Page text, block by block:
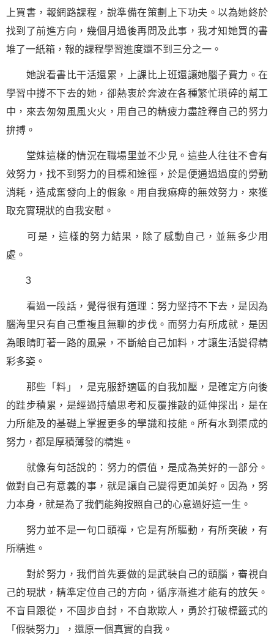
上買書，報網路課程，說準備在策劃上下功夫。以為她終於
找到了前進方向，幾個月過後再問及此事，我才知她買的書
堆了一紙箱，報的課程學習進度還不到三分之一。
她說看書比干活還累，上課比上班還讓她腦子費力。在
學習中撐不下去的她，卻熱衷於奔波在各種繁忙瑣碎的幫工
中，來去匆匆風風火火，用自己的精疲力盡詮釋自己的努力
拚搏。
堂妹這樣的情況在職場里並不少見。這些人往往不會有
效努力，找不到努力的目標和途徑，於是便通過過度的勞動
消耗，造成奮發向上的假象。用自我痳痺的無效努力，來獲
取充實現狀的自我安慰。
可是，這樣的努力結果，除了感動自己，並無多少用
處。
3
看過一段話，覺得很有道理：努力堅持不下去，是因為
腦海里只有自己重複且無聊的步伐。而努力有所成就，是因
為眼睛盯著一路的風景，不斷給自己加料，才讓生活變得精
彩多姿。
那些「料」，是克服舒適區的自我加壓，是確定方向後
的跬步積累，是經過持續思考和反覆推敲的延伸探出，是在
力所能及的基礎上掌握更多的學識和技能。所有水到渠成的
努力，都是厚積薄發的精進。
就像有句話說的：努力的價值，是成為美好的一部分。
做對自己有意義的事，就是讓自己變得更加美好。因為，努
力本身，就是為了我們能夠按照自己的心意過好這一生。
努力並不是一句口頭禪，它是有所驅動，有所突破，有
所精進。
對於努力，我們首先要做的是武裝自己的頭腦，審視自
己的現狀，精準定位自己的方向，循序漸進才能有的放矢。
不盲目跟從，不固步自封，不自欺欺人，勇於打破標籤式的
「假裝努力」，還原一個真實的自我。